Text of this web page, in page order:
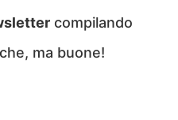
compilando
ma buone!